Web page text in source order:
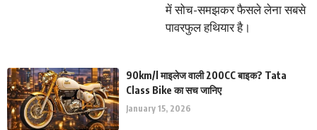
में सोच-समझकर फैसले लेना सबसे
पावरफुल हथियार है।
90km/l माइलेज वाली 200CC बाइक? Tata
Class Bike का सच जानिए
January 15, 2026